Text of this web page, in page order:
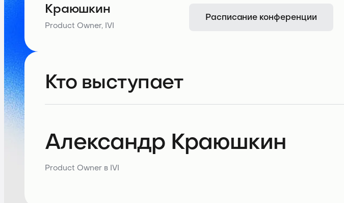
Краюшкин
Product Owner, IVI
Расписание конференции
Кто выступает
Александр Краюшкин
Product Owner в IVI